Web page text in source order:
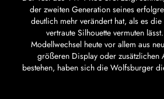
der zweiten Generation seines
deutlich mehr verändert hat, als es
vertraute Silhouette vermuten
Modellwechsel heute vor allem aus
größeren Display oder zusätzlichen
bestehen, haben sich die Wolfsburger